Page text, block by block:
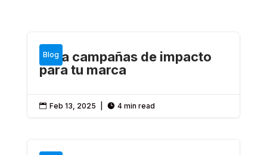
Blog
Crea campañas de impacto
para tu marca
 Feb 13, 2025  4 min read